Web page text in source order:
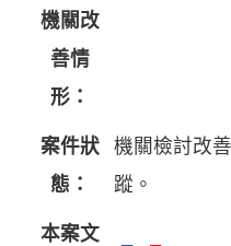
機關改
善情
形：
案件狀
態：
機關檢討改
蹤。
本案文